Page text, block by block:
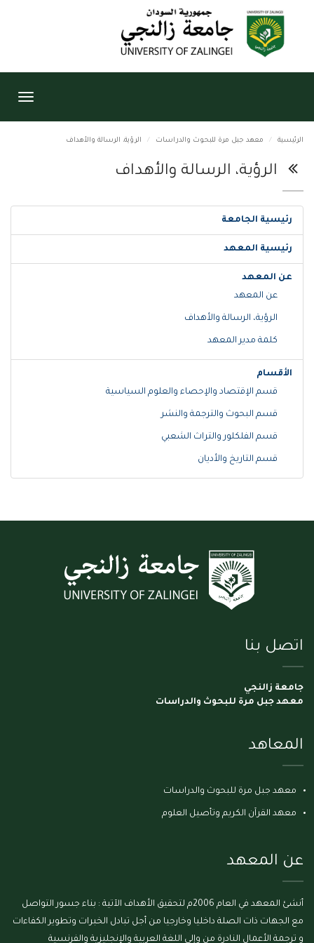
الرئيسية معهد جبل مرة للبحوث والدراسات الرؤية، الرسالة والأهداف
الرؤية، الرسالة والأهداف
رئيسية الجامعة
رئيسية المعهد
عن المعهد
عن المعهد
الرؤية، الرسالة والأهداف
كلمة مدير المعهد
الأقسام
قسم الإقتصاد والإحصاء والعلوم السياسية
قسم البحوث والترجمة والنشر
قسم الفلكلور والتراث الشعبي
قسم التاريخ والأديان
اتصل بنا
جامعة زالنجي
معهد جبل مرة للبحوث والدراسات
المعاهد
معهد جبل مرة للبحوث والدراسات
معهد القرآن الكريم وتأصيل العلوم
عن المعهد
أنشئ المعهد في العام 2006م لتحقيق الأهداف الآتية : بناء جسور التواصل
مع الجهات ذات الصلة داخليا وخارجيا من أجل تبادل الخبرات وتطوير الكفاءات
و ترجمة الأعمال النادرة من وإلى اللغة العربية والإنجليزية والفرنسية